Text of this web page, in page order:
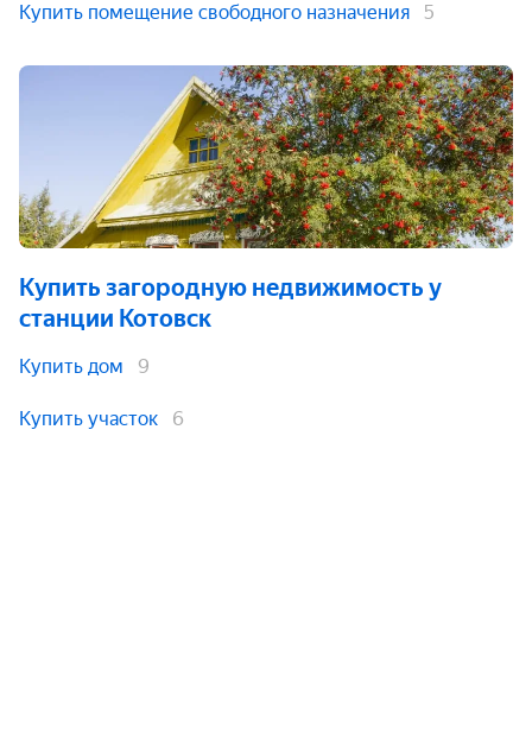
Купить помещение свободного назначения 5
Купить загородную недвижимость у
станции Котовск
Купить дом 9
Купить участок 6